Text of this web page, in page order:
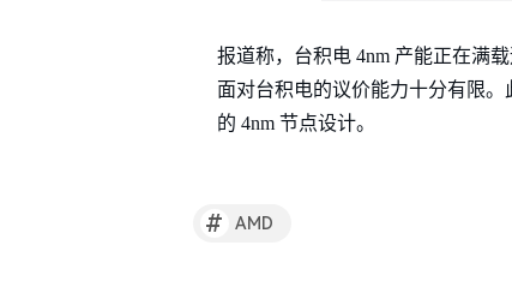
报道称，台积电 4nm 产能正在满
面对台积电的议价能力十分有限。
的 4nm 节点设计。
# AMD